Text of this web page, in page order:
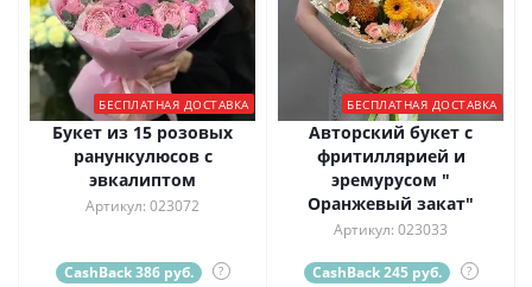
БЕСПЛАТНАЯ ДОСТАВКА
Букет из 15 розовых
ранункулюсов с
эвкалиптом
Артикул: 023072
CashBack 386 руб. ?
БЕСПЛАТНАЯ ДОСТАВКА
Авторский букет с
фритиллярией и
эремурусом "
Оранжевый закат"
Артикул: 023033
CashBack 245 руб. ?